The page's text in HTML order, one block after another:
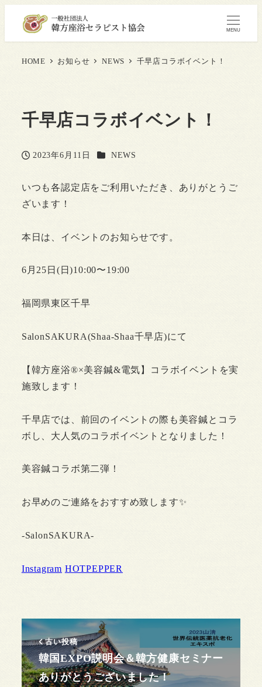
MENU
HOME お知らせ NEWS 千早店コラボイベント！
千早店コラボイベント！
投稿日
2023年6月11日 カテゴリー
NEWS
いつも各認定店をご利用いただき、ありがとうご
ざいます！
本日は、イベントのお知らせです。
6月25日(日)10:00〜19:00
福岡県東区千早
SalonSAKURA(Shaa-Shaa千早店)にて
【韓方座浴®︎×美容鍼&電気】コラボイベントを実
施致します！
千早店では、前回のイベントの際も美容鍼とコラ
ボし、大人気のコラボイベントとなりました！
美容鍼コラボ第二弾！
お早めのご連絡をおすすめ致します✨
-SalonSAKURA-
Instagram HOTPEPPER
古い投稿
韓国EXPO説明会＆韓方健康セミナー
ありがとうございました！